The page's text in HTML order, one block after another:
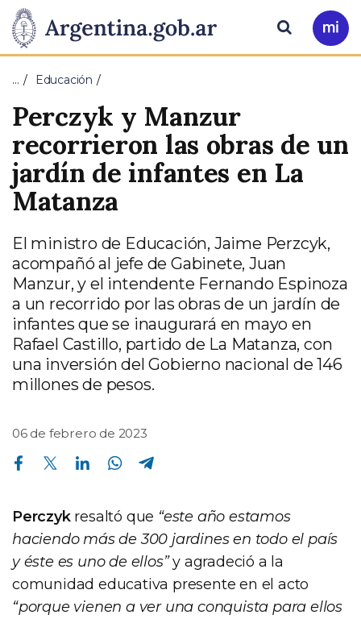
Presidencia
de
la
Nación
Pasar al contenido principal
Ir
a
Buscar
… Educación
Perczyk y Manzur
recorrieron las obras de un
jardín de infantes en La
Matanza
El ministro de Educación, Jaime Perzcyk,
acompañó al jefe de Gabinete, Juan
Manzur, y el intendente Fernando Espinoza
a un recorrido por las obras de un jardín de
infantes que se inaugurará en mayo en
Rafael Castillo, partido de La Matanza, con
una inversión del Gobierno nacional de 146
millones de pesos.
06 de febrero de 2023
Compartir en Facebook Compartir en Twitter Compartir en Linkedin Compartir en Whatsapp
Perczykresaltó que “este año estamos
haciendo más de 300 jardines en todo el país
y éste es uno de ellos”y agradeció a la
comunidad educativa presente en el acto
“porque vienen a ver una conquista para ellos